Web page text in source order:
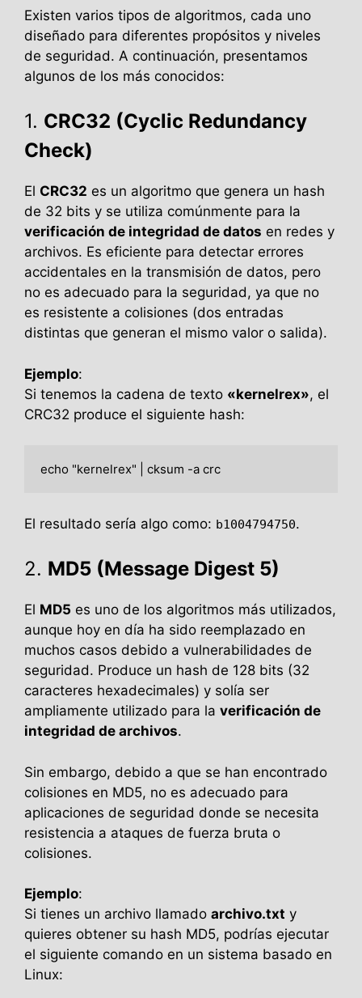
Existen varios tipos de algoritmos, cada uno
diseñado para diferentes propósitos y niveles
de seguridad. A continuación, presentamos
algunos de los más conocidos:
1. CRC32 (Cyclic Redundancy
Check)
El CRC32 es un algoritmo que genera un hash
de 32 bits y se utiliza comúnmente para la
verificación de integridad de datos en redes y
archivos. Es eficiente para detectar errores
accidentales en la transmisión de datos, pero
no es adecuado para la seguridad, ya que no
es resistente a colisiones (dos entradas
distintas que generan el mismo valor o salida).
Ejemplo:
Si tenemos la cadena de texto «kernelrex», el
CRC32 produce el siguiente hash:
echo "kernelrex" | cksum -a crc
El resultado sería algo como: b1004794750.
2. MD5 (Message Digest 5)
El MD5 es uno de los algoritmos más utilizados,
aunque hoy en día ha sido reemplazado en
muchos casos debido a vulnerabilidades de
seguridad. Produce un hash de 128 bits (32
caracteres hexadecimales) y solía ser
ampliamente utilizado para la verificación de
integridad de archivos.
Sin embargo, debido a que se han encontrado
colisiones en MD5, no es adecuado para
aplicaciones de seguridad donde se necesita
resistencia a ataques de fuerza bruta o
colisiones.
Ejemplo:
Si tienes un archivo llamado archivo.txt y
quieres obtener su hash MD5, podrías ejecutar
el siguiente comando en un sistema basado en
Linux: